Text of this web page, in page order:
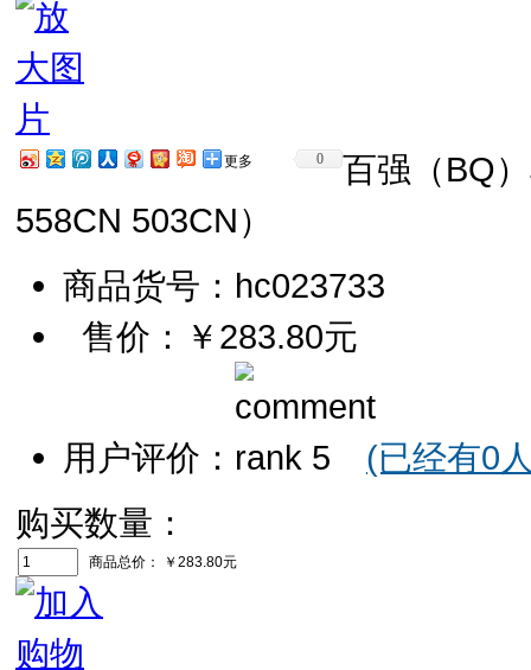
更多 0
百强（BQ
558CN 503CN）
商品货号：hc023733
售价： ￥283.80元
用户评价：
(已经有0
购买数量：
商品总价： ￥283.80元